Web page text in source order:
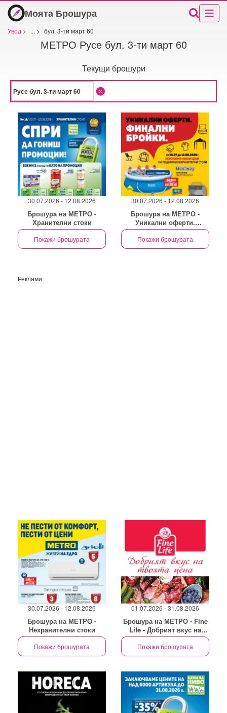
Моята Брошура
Увод > ... > бул. 3-ти март 60
МЕТРО Русе бул. 3-ти март 60
Текущи брошури
30.07.2026 - 12.08.2026
Брошура на МЕТРО -
Хранителни стоки
Покажи брошурата
30.07.2026 - 12.08.2026
Брошура на МЕТРО -
Уникални оферти.
Финални бройки
Покажи брошурата
Реклами
30.07.2026 - 12.08.2026
Брошура на МЕТРО -
Нехранителни стоки
Покажи брошурата
01.07.2026 - 31.08.2026
Брошура на МЕТРО - Fine
Life - Добрият вкус на
твоята цена
Покажи брошурата